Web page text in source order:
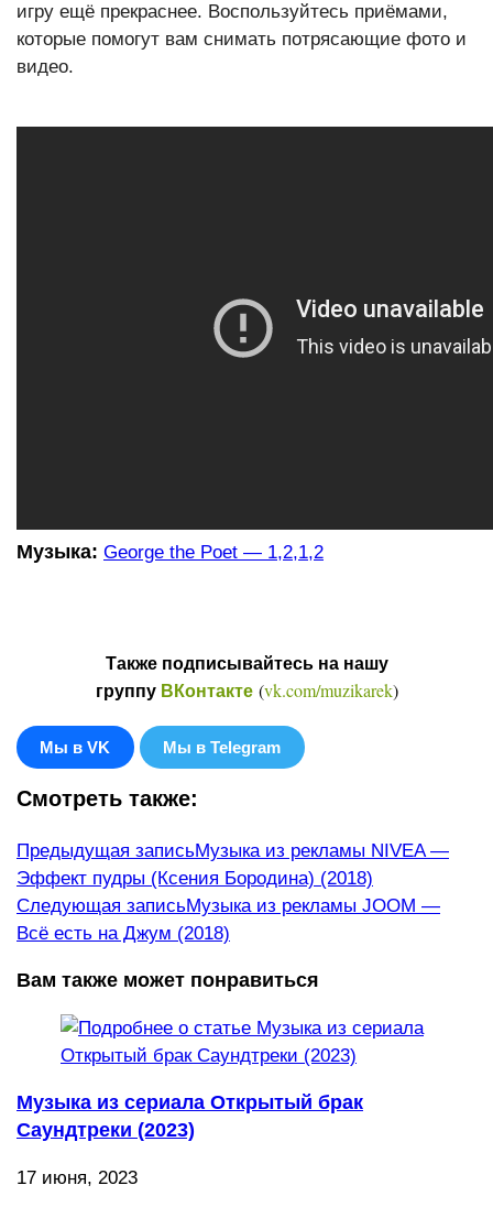
игру ещё прекраснее. Воспользуйтесь приёмами,
которые помогут вам снимать потрясающие фото и
видео.
Музыка: George the Poet — 1,2,1,2
Также подписывайтесь на нашу
группу ВКонтакте(vk.com/muzikarek)
Мы в VK Мы в Telegram
Смотреть также:
Еще
статьи
Предыдущая записьМузыка из рекламы NIVEA —
Эффект пудры (Ксения Бородина) (2018)
Следующая записьМузыка из рекламы JOOM —
Всё есть на Джум (2018)
Вам также может понравиться
Музыка из сериала Открытый брак
Саундтреки (2023)
17 июня, 2023